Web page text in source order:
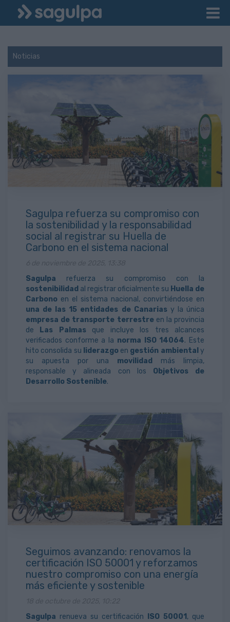
Noticias
Sagulpa refuerza su compromiso con
la sostenibilidad y la responsabilidad
social al registrar su Huella de
Carbono en el sistema nacional
Sagulpa refuerza su compromiso con la
sostenibilidad al registrar oficialmente su Huella de
Carbono en el sistema nacional, convirtiéndose en
una de las 15 entidades de Canariasy la única
empresa de transporte terrestreen la provincia
de
Las Palmasque incluye los tres alcances
verificados conforme a la norma ISO 14064. Este
hito consolida su liderazgo en gestión ambiental y
su apuesta por una movilidad más limpia,
responsable y alineada con los Objetivos de
Desarrollo Sostenible.
Seguimos avanzando: renovamos la
certificación ISO 50001 y reforzamos
nuestro compromiso con una energía
más eficiente y sostenible
Sagulpa renueva su certificación ISO 50001 , que